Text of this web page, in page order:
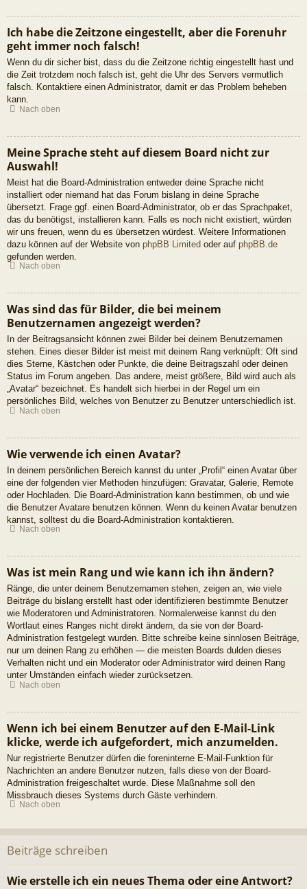
Ich habe die Zeitzone eingestellt, aber die Forenuhr
geht immer noch falsch!
Wenn du dir sicher bist, dass du die Zeitzone richtig eingestellt hast und
die Zeit trotzdem noch falsch ist, geht die Uhr des Servers vermutlich
falsch. Kontaktiere einen Administrator, damit er das Problem beheben
kann.
Nach oben
Meine Sprache steht auf diesem Board nicht zur
Auswahl!
Meist hat die Board-Administration entweder deine Sprache nicht
installiert oder niemand hat das Forum bislang in deine Sprache
übersetzt. Frage ggf. einen Board-Administrator, ob er das Sprachpaket,
das du benötigst, installieren kann. Falls es noch nicht existiert, würden
wir uns freuen, wenn du es übersetzen würdest. Weitere Informationen
dazu können auf der Website von phpBB Limited oder auf phpBB.de
gefunden werden.
Nach oben
Was sind das für Bilder, die bei meinem
Benutzernamen angezeigt werden?
In der Beitragsansicht können zwei Bilder bei deinem Benutzernamen
stehen. Eines dieser Bilder ist meist mit deinem Rang verknüpft: Oft sind
dies Sterne, Kästchen oder Punkte, die deine Beitragszahl oder deinen
Status im Forum angeben. Das andere, meist größere, Bild wird auch als
„Avatar“ bezeichnet. Es handelt sich hierbei in der Regel um ein
persönliches Bild, welches von Benutzer zu Benutzer unterschiedlich ist.
Nach oben
Wie verwende ich einen Avatar?
In deinem persönlichen Bereich kannst du unter „Profil“ einen Avatar über
eine der folgenden vier Methoden hinzufügen: Gravatar, Galerie, Remote
oder Hochladen. Die Board-Administration kann bestimmen, ob und wie
die Benutzer Avatare benutzen können. Wenn du keinen Avatar benutzen
kannst, solltest du die Board-Administration kontaktieren.
Nach oben
Was ist mein Rang und wie kann ich ihn ändern?
Ränge, die unter deinem Benutzernamen stehen, zeigen an, wie viele
Beiträge du bislang erstellt hast oder identifizieren bestimmte Benutzer
wie Moderatoren und Administratoren. Normalerweise kannst du den
Wortlaut eines Ranges nicht direkt ändern, da sie von der Board-
Administration festgelegt wurden. Bitte schreibe keine sinnlosen Beiträge,
nur um deinen Rang zu erhöhen — die meisten Boards dulden dieses
Verhalten nicht und ein Moderator oder Administrator wird deinen Rang
unter Umständen einfach wieder zurücksetzen.
Nach oben
Wenn ich bei einem Benutzer auf den E-Mail-Link
klicke, werde ich aufgefordert, mich anzumelden.
Nur registrierte Benutzer dürfen die foreninterne E-Mail-Funktion für
Nachrichten an andere Benutzer nutzen, falls diese von der Board-
Administration freigeschaltet wurde. Diese Maßnahme soll den
Missbrauch dieses Systems durch Gäste verhindern.
Nach oben
Beiträge schreiben
Wie erstelle ich ein neues Thema oder eine Antwort?